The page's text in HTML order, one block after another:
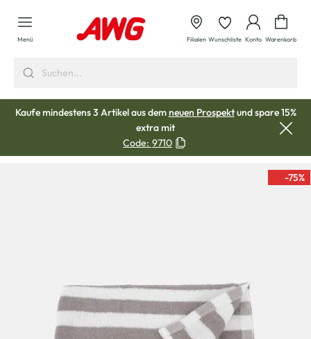
springen
Menü Filialen Wunschliste Konto Warenkorb
Kaufe mindestens 3 Artikel aus demneuen Prospektund spare 15%
extra mit
Code: 9710
-75%